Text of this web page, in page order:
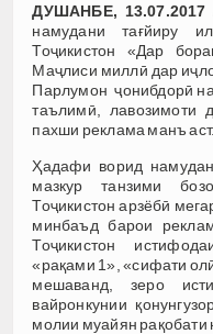
ДУШАНБЕ, 13.07.2017
намудани тағйиру
Тоҷикистон «Дар
Маҷлиси миллӣ дар
Парлумон ҷонибдорӣ
таълимӣ, лавозимоти
пахши реклама манъ аст.
Ҳадафи ворид
мазкур танзими
Тоҷикистон арзёбӣ
минбаъд барои
Тоҷикистон
«рақами 1», «сифати
мешаванд, зеро
вайронкунии
молии муайян